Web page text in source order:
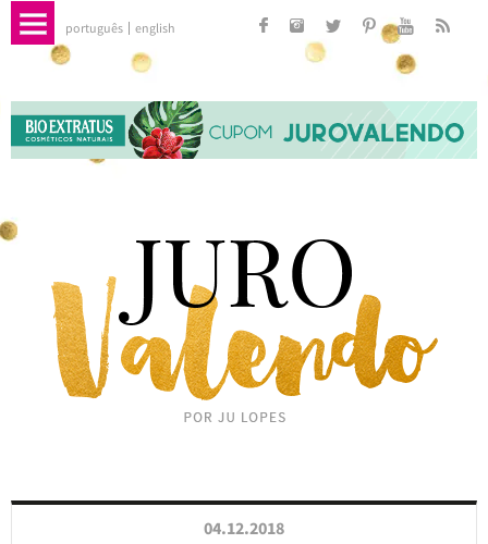
português english
04.12.2018